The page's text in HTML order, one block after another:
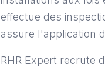
effectue des
assure l'application
RHR Expert recrute